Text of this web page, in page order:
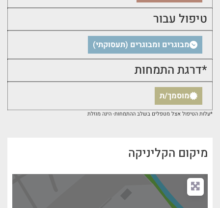
טיפול עבור
מבוגרים ומבוגרים (תעסוקתי)
*דרגת התמחות
מוסמך/ת
*עלות הטיפול אצל מטפלים בשלב ההתמחות- הינה מוזלת
מיקום הקליניקה